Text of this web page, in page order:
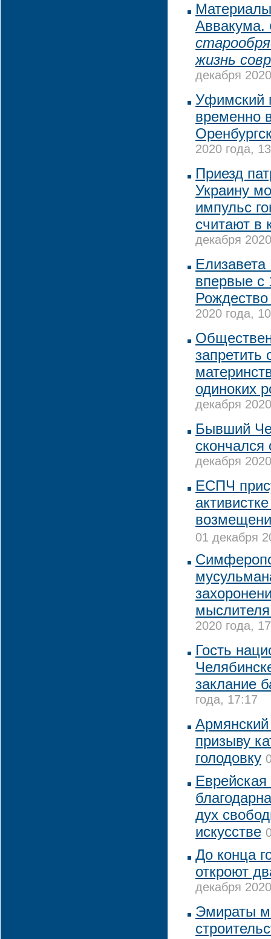
Аввакума.
жизнь
декабря
Уфимский
временно
2020 года,
Приезд
Украину
импульс
считают в
декабря
впервые с
2020 года,
запретить
одиноких
декабря
Бывший
скончался
декабря
ЕСПЧ
01 декабря
2020 года,
Гость
заклание
года, 17:17
призыву
голодовку
дух
искусстве
До конца
откроют
декабря
Эмираты